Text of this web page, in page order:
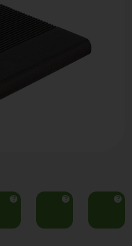
? ? ?